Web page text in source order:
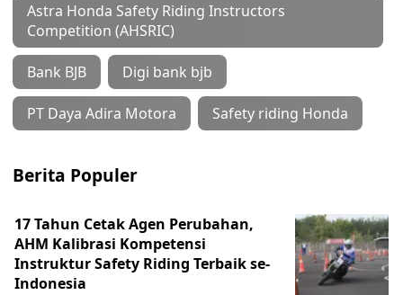
Astra Honda Safety Riding Instructors
Competition (AHSRIC)
Bank BJB Digi bank bjb
PT Daya Adira Motora Safety riding Honda
Berita Populer
17 Tahun Cetak Agen Perubahan,
AHM Kalibrasi Kompetensi
Instruktur Safety Riding Terbaik se-
Indonesia